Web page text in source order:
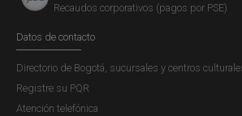
se extiende desde la bahía de
población ubicada a orillas del río
canal y su área de influencia la
municipios localizados en los
Atlántico, Bolívar y Sucre.
Recaudos corporativos (pagos por PSE)
Datos de contacto
Directorio de Bogotá, sucursales y centros
Registre su PQR
Atención telefónica